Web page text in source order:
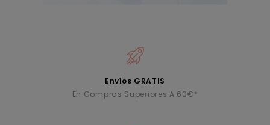
Envíos GRATIS
En Compras Superiores A 60€*